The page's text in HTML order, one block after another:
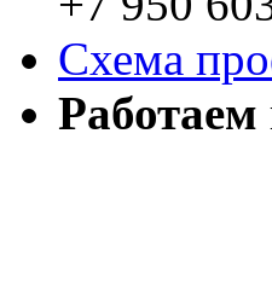
Схема
Работаем